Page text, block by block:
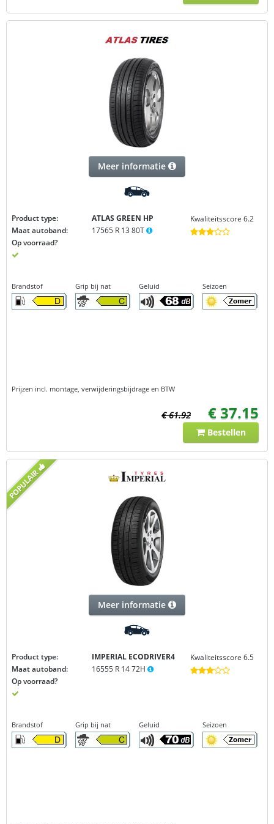
Meer informatie
Product type: ATLAS GREEN HP
Maat autoband:
17565 R 13 80T
Op voorraad?
Kwaliteitsscore 6.2
Brandstof Grip bij nat Geluid Seizoen
Prijzen incl. montage, verwijderingsbijdrage en BTW
€ 61.92 € 37.15
Bestellen
Meer informatie
Product type:
IMPERIAL ECODRIVER4
Maat autoband:
16555 R 14 72H
Op voorraad?
Kwaliteitsscore 6.5
Brandstof Grip bij nat Geluid Seizoen